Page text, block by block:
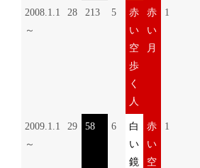
2008.1.1
～
28 213 5
赤
い
空
歩
く
人
赤
い
月
1
2009.1.1
～
29 58 6
白
い
鏡
赤
い
空
1